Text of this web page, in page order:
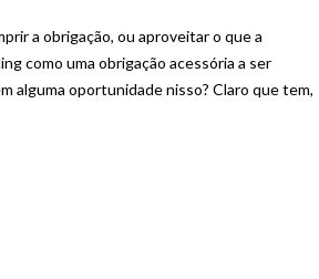
a obrigação, ou aproveitar o que a
como uma obrigação acessória a ser
alguma oportunidade nisso? Claro que tem,